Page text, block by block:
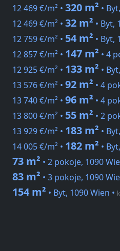
12 469 €/m² • 320 m² •
12 469 €/m² • 32 m² • Byt,
12 759 €/m² • 54 m² • Byt,
12 857 €/m² • 147 m² • 4
12 925 €/m² • 133 m² •
13 576 €/m² • 92 m² • 4
13 740 €/m² • 96 m² • 4
13 800 €/m² • 55 m² • 2
13 929 €/m² • 183 m² •
14 005 €/m² • 182 m² •
73 m² • 2 pokoje, 1090
83 m² • 3 pokoje, 1090
154 m² • Byt, 1090 Wien •